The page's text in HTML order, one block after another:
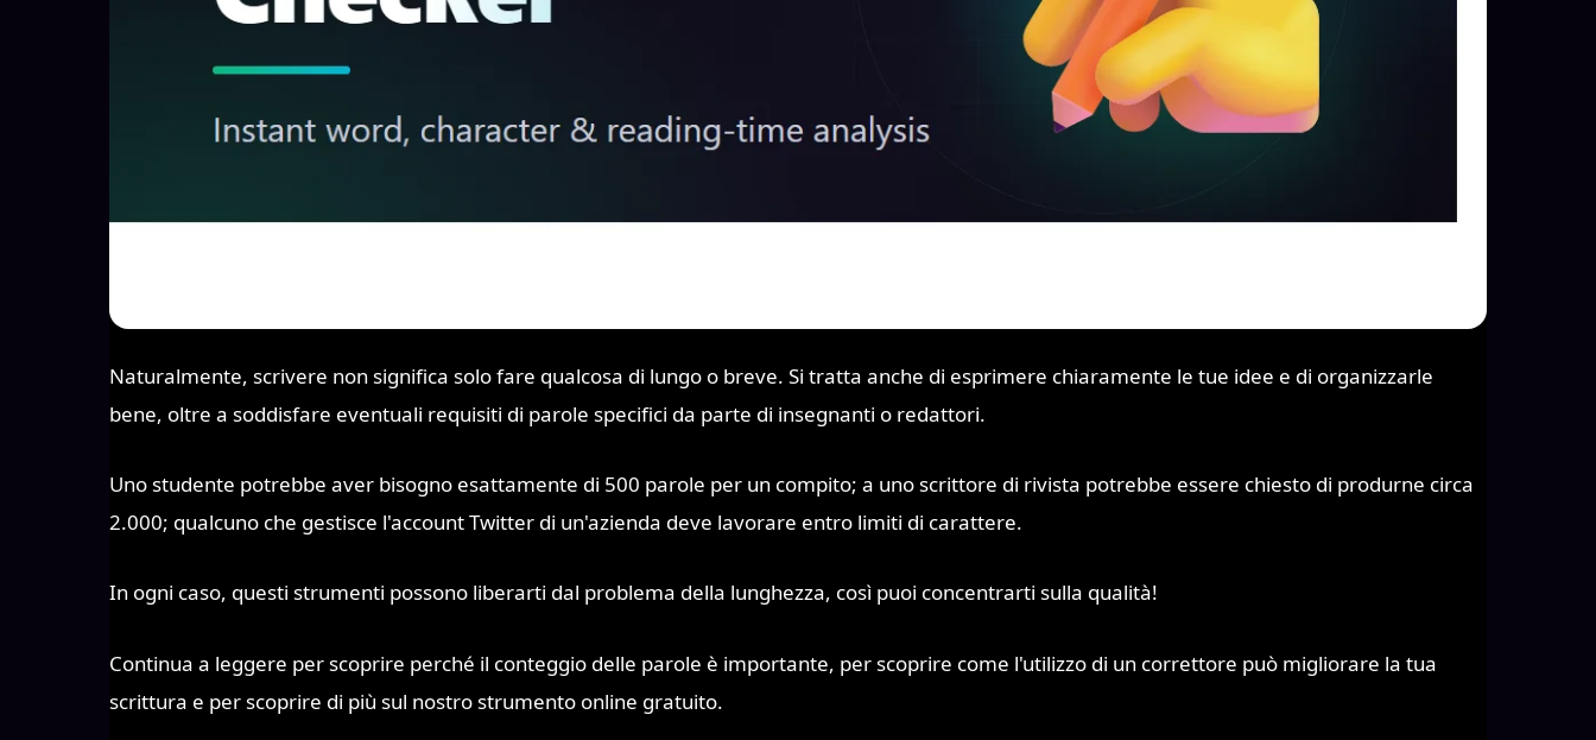
Naturalmente, scrivere non significa solo fare qualcosa di lungo o breve. Si tratta anche di esprimere chiaramente le tue idee e di organizzarle
bene, oltre a soddisfare eventuali requisiti di parole specifici da parte di insegnanti o redattori.
Uno studente potrebbe aver bisogno esattamente di 500 parole per un compito; a uno scrittore di rivista potrebbe essere chiesto di produrne circa
2.000; qualcuno che gestisce l'account Twitter di un'azienda deve lavorare entro limiti di carattere.
In ogni caso, questi strumenti possono liberarti dal problema della lunghezza, così puoi concentrarti sulla qualità!
Continua a leggere per scoprire perché il conteggio delle parole è importante, per scoprire come l'utilizzo di un correttore può migliorare la tua
scrittura e per scoprire di più sul nostro strumento online gratuito.